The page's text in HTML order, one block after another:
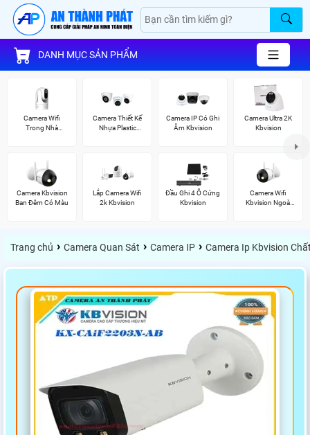
DANH MỤC SẢN PHẨM
Camera Wifi
Trong Nhà
Camera Thiết Kế
Nhựa Plastic
Camera IP Có Ghi
Âm Kbvision
Camera Ultra 2K
Kbvision
Camera Kbvision
Ban Đêm Có Màu
Lắp Camera Wifi
2k Kbvision
Đầu Ghi 4 Ổ Cứng
Kbvision
Camera Wifi
Kbvision Ngoài
Trang chủ › Camera Quan Sát › Camera IP › Camera Ip Kbvision